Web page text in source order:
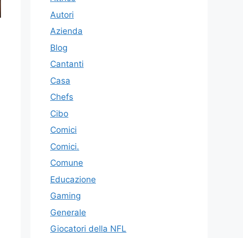
Autori
Azienda
Blog
Cantanti
Casa
Chefs
Cibo
Comici
Comici.
Comune
Educazione
Gaming
Generale
Giocatori della NFL